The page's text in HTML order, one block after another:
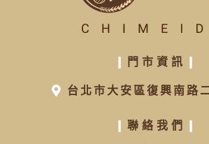
門市資訊
台北市大安區復興南路
聯絡我們